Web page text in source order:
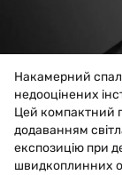
Накамерний
недооцінених
Цей компактний
додаванням
експозицію при
швидкоплинних